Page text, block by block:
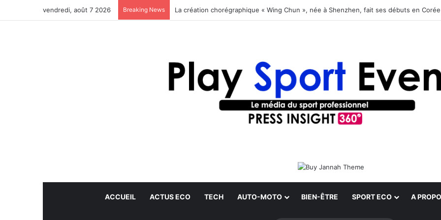
vendredi, août 7 2026 Breaking News La création chorégraphique « Wing Chun », née à Shenzhen, fait ses débuts en
ACCUEIL ACTUS ECO TECH AUTO-MOTO BIEN-ÊTRE SPORT ECO A